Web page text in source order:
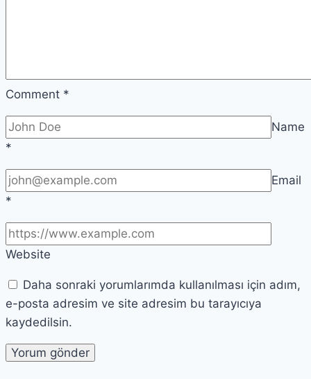
Comment *
Name
*
Email
*
Website
Daha sonraki yorumlarımda kullanılması için adım,
e-posta adresim ve site adresim bu tarayıcıya
kaydedilsin.